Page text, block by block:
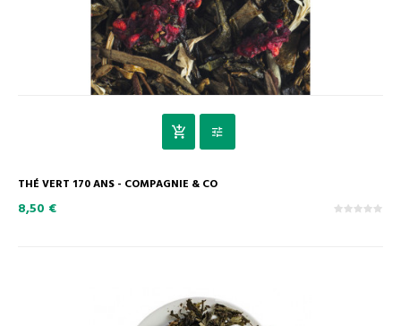
THÉ VERT 170 ANS - COMPAGNIE & CO
8,50 €